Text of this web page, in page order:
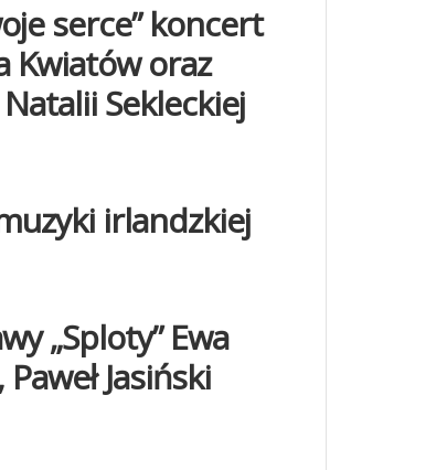
serce” koncert
Kwiatów oraz
Sekleckiej
irlandzkiej
„Sploty” Ewa
Jasiński